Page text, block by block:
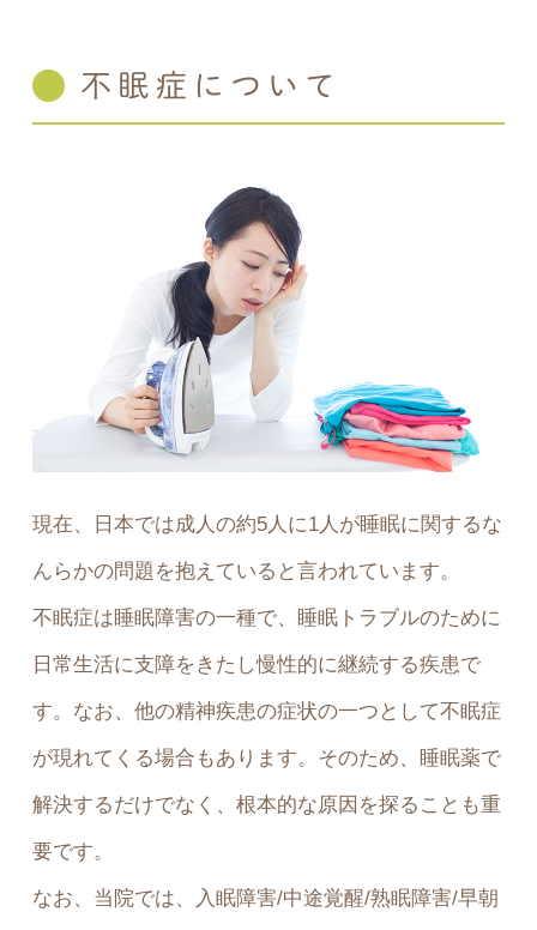
不眠症について
現在、日本では成人の約5人に1人が睡眠に関するな
んらかの問題を抱えていると言われています。
不眠症は睡眠障害の一種で、睡眠トラブルのために
日常生活に支障をきたし慢性的に継続する疾患で
す。なお、他の精神疾患の症状の一つとして不眠症
が現れてくる場合もあります。そのため、睡眠薬で
解決するだけでなく、根本的な原因を探ることも重
要です。
なお、当院では、入眠障害/中途覚醒/熟眠障害/早朝